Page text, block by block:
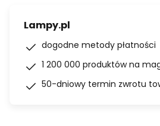
Lampy.pl
dogodne metody płatności
1 200 000 produktów na
50-dniowy termin zwrotu